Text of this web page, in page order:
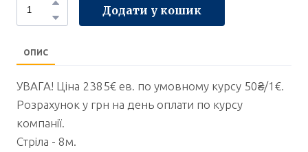
Додати у кошик
ОПИС
УВАГА! Ціна 2385€ ев. по умовному курсу 50₴/1€.
Розрахунок у грн на день оплати по курсу
компанії.
Стріла - 8м.